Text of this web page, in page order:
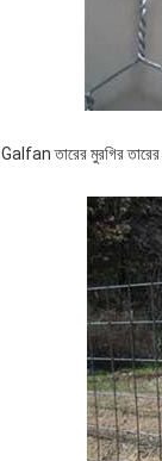
Galfan তারের মুরগির তারের